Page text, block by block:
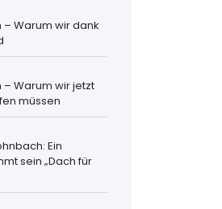
– Warum wir dank
– Warum wir jetzt
müssen
Ein
sein „Dach für